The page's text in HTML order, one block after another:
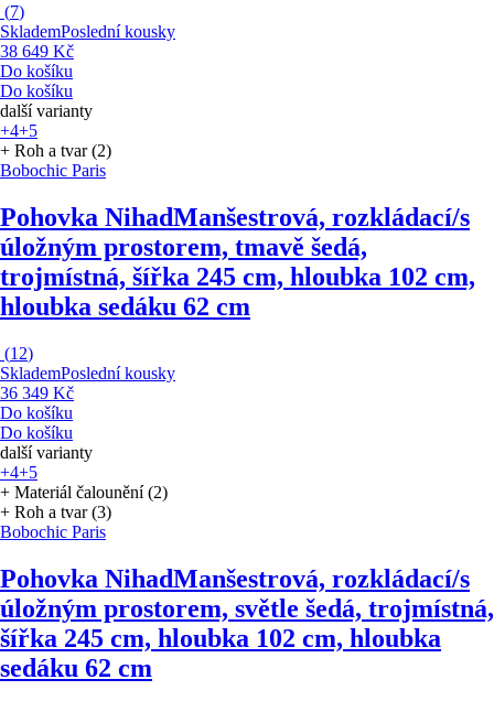
(7)
SklademPoslední kousky
38 649 Kč
Do košíku
Do košíku
další varianty
+4+5
+ Roh a tvar (2)
Bobochic Paris
Pohovka NihadManšestrová, rozkládací/s
úložným prostorem, tmavě šedá,
trojmístná, šířka 245 cm, hloubka 102 cm,
hloubka sedáku 62 cm
(12)
SklademPoslední kousky
36 349 Kč
Do košíku
Do košíku
další varianty
+4+5
+ Materiál čalounění (2)
+ Roh a tvar (3)
Bobochic Paris
Pohovka NihadManšestrová, rozkládací/s
úložným prostorem, světle šedá, trojmístná,
šířka 245 cm, hloubka 102 cm, hloubka
sedáku 62 cm